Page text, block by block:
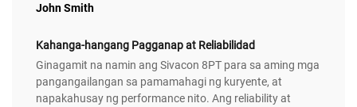
John Smith
Kahanga-hangang Pagganap at Reliabilidad
Ginagamit na namin ang Sivacon 8PT para sa aming mga
pangangailangan sa pamamahagi ng kuryente, at
napakahusay ng performance nito. Ang reliability at